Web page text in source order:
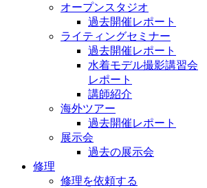
オープンスタジオ
過去開催レポート
ライティングセミナー
過去開催レポート
水着モデル撮影講習会
レポート
講師紹介
海外ツアー
過去開催レポート
展示会
過去の展示会
修理
修理を依頼する